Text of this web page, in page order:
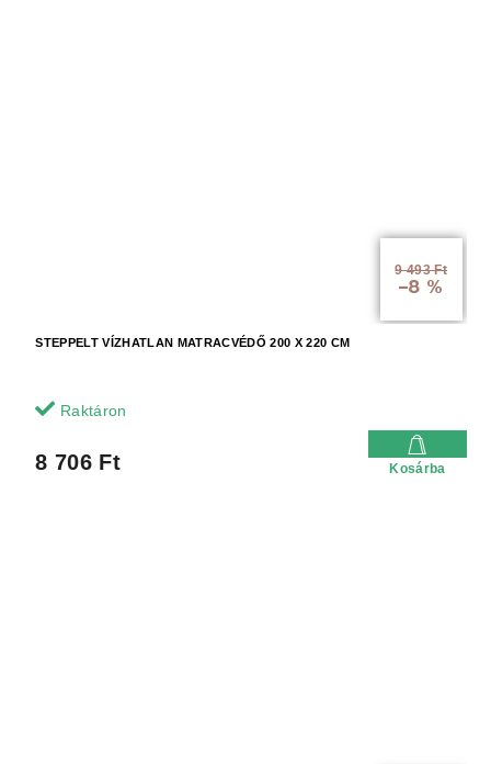
9 493 Ft
–8 %
STEPPELT VÍZHATLAN MATRACVÉDŐ 200 X 220 CM
Raktáron
8 706 Ft Kosárba